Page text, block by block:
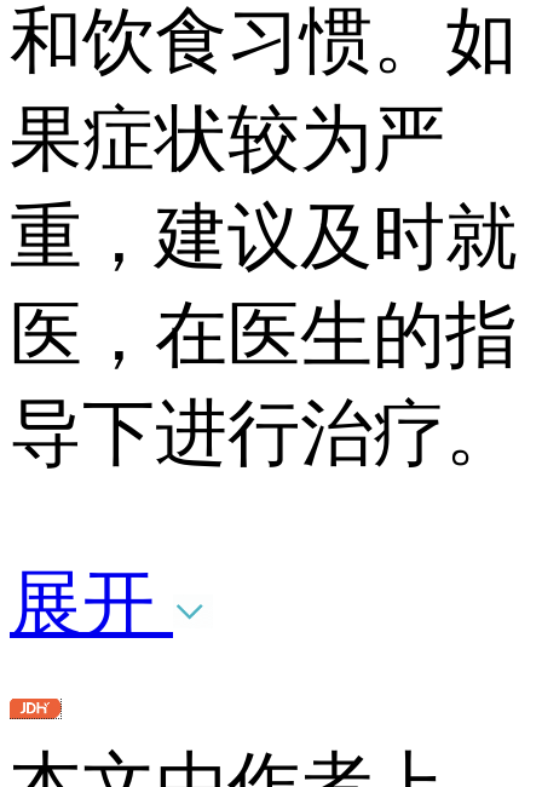
和饮食习惯。如
果症状较为严
重，建议及时就
医，在医生的指
导下进行治疗。
展开